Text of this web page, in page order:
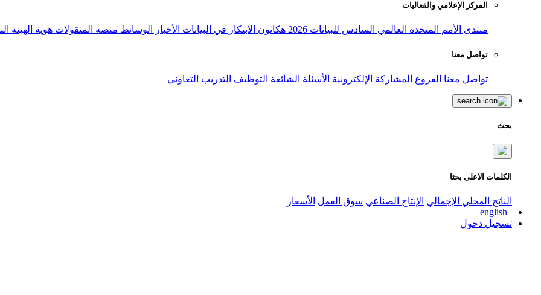
المركز الإعلامي والفعاليات
منتدى الأمم المتحدة العالمي السادس للبيانات 2026 هكاثون الابتكار في البيانات الأخبار الوسائط منصة المنقولات هوية الهيئة
تواصل معنا
تواصل معنا الفروع المشاركة الإلكترونية الأسئلة الشائعة التوظيف التدريب التعاوني
بحث
الكلمات الاعلى بحثا
الناتج المحلي الإجمالي الإنتاج الصناعي سوق العمل الأسعار
english
تسجيل دخول